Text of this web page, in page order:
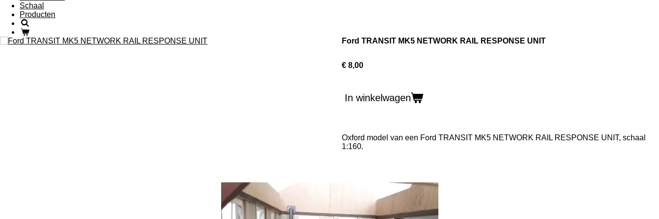
Schaal
Producten
Ford TRANSIT MK5 NETWORK RAIL RESPONSE UNIT
€ 8,00
In winkelwagen
Oxford model van een Ford TRANSIT MK5 NETWORK RAIL RESPONSE UNIT, schaal
1:160.